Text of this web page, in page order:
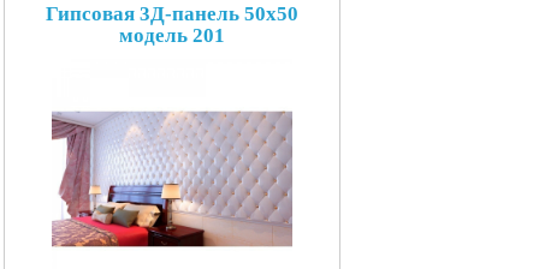
Гипсовая 3Д-панель 50x50
модель 201